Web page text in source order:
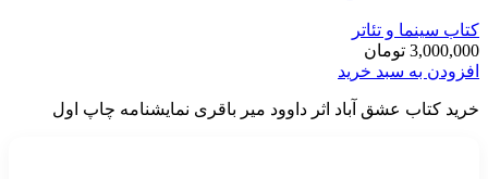
کتاب سینما و تئاتر
3,000,000 تومان
افزودن به سبد خرید
خرید کتاب عشق آباد اثر داوود میر باقری نمایشنامه چاپ اول